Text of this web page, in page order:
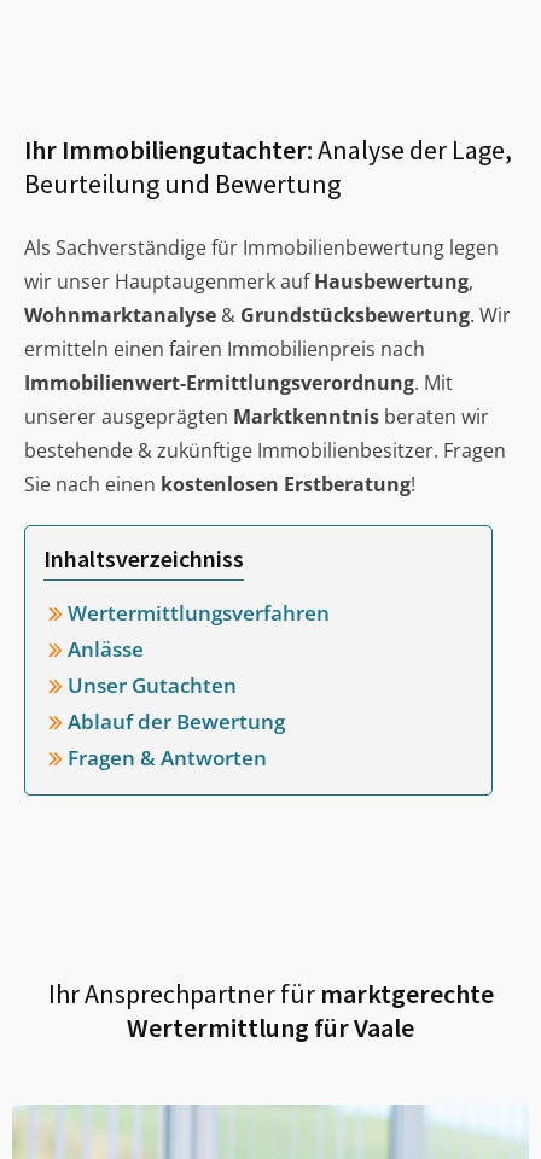
Ihr Immobiliengutachter:Analyse der Lage,
Beurteilung und Bewertung
Als Sachverständige für Immobilienbewertung legen
wir unser Hauptaugenmerk aufHausbewertung,
Wohnmarktanalyse & Grundstücksbewertung. Wir
ermitteln einen fairen Immobilienpreis nach
Immobilienwert-Ermittlungsverordnung. Mit
unserer ausgeprägten Marktkenntnis beraten wir
bestehende & zukünftige Immobilienbesitzer. Fragen
Sie nach einen kostenlosen Erstberatung!
Inhaltsverzeichniss
Wertermittlungsverfahren
Anlässe
Unser Gutachten
Ablauf der Bewertung
Fragen & Antworten
Ihr Ansprechpartner fürmarktgerechte
Wertermittlung fürVaale